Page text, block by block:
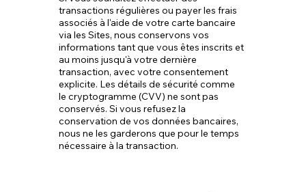
transactions régulières ou payer les frais
associés à l'aide de votre carte bancaire
via les Sites, nous conservons vos
informations tant que vous êtes inscrits et
au moins jusqu'à votre dernière
transaction, avec votre consentement
explicite. Les détails de sécurité comme
le cryptogramme (CVV) ne sont pas
conservés. Si vous refusez la
conservation de vos données bancaires,
nous ne les garderons que pour le temps
nécessaire à la transaction.